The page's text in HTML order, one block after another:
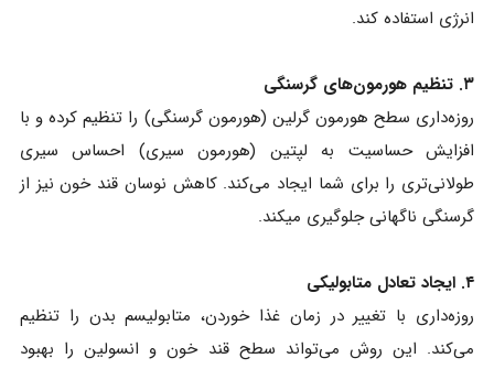
انرژی استفاده کند.
۳. تنظیم هورمون‌های گرسنگی
روزه‌داری سطح هورمون گرلین (هورمون گرسنگی) را تنظیم کرده و با
افزایش حساسیت به لپتین (هورمون سیری) احساس سیری
طولانی‌تری را برای شما ایجاد می‌کند. کاهش نوسان قند خون نیز از
گرسنگی ناگهانی جلوگیری میکند.
۴. ایجاد تعادل متابولیکی
روزه‌داری با تغییر در زمان‌ غذا خوردن، متابولیسم بدن را تنظیم
می‌کند. این روش می‌تواند سطح قند خون و انسولین را بهبود